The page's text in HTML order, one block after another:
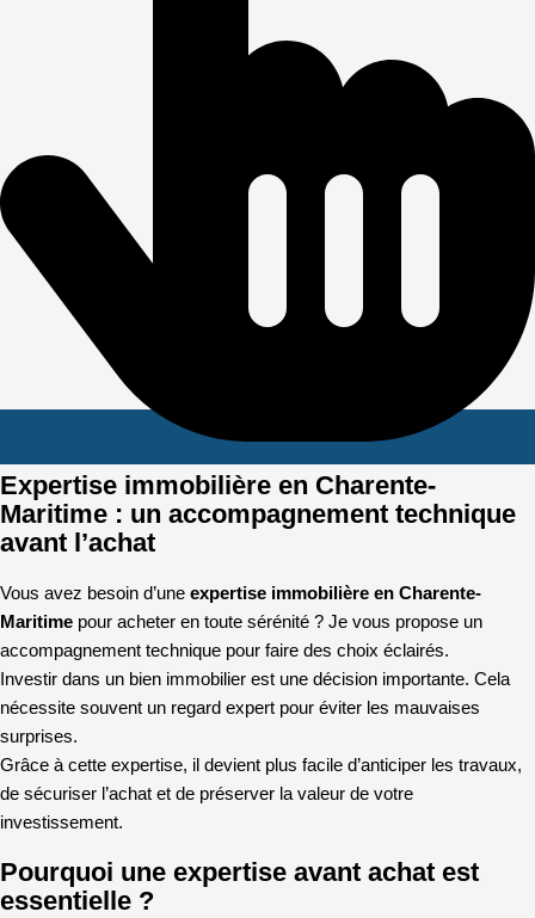
Expertise immobilière en Charente-
Maritime : un accompagnement technique
avant l’achat
Vous avez besoin d’une expertise immobilière en Charente-
Maritime pour acheter en toute sérénité ? Je vous propose un
accompagnement technique pour faire des choix éclairés.
Investir dans un bien immobilier est une décision importante. Cela
nécessite souvent un regard expert pour éviter les mauvaises
surprises.
Grâce à cette expertise, il devient plus facile d’anticiper les travaux,
de sécuriser l’achat et de préserver la valeur de votre
investissement.
Pourquoi une expertise avant achat est
essentielle ?